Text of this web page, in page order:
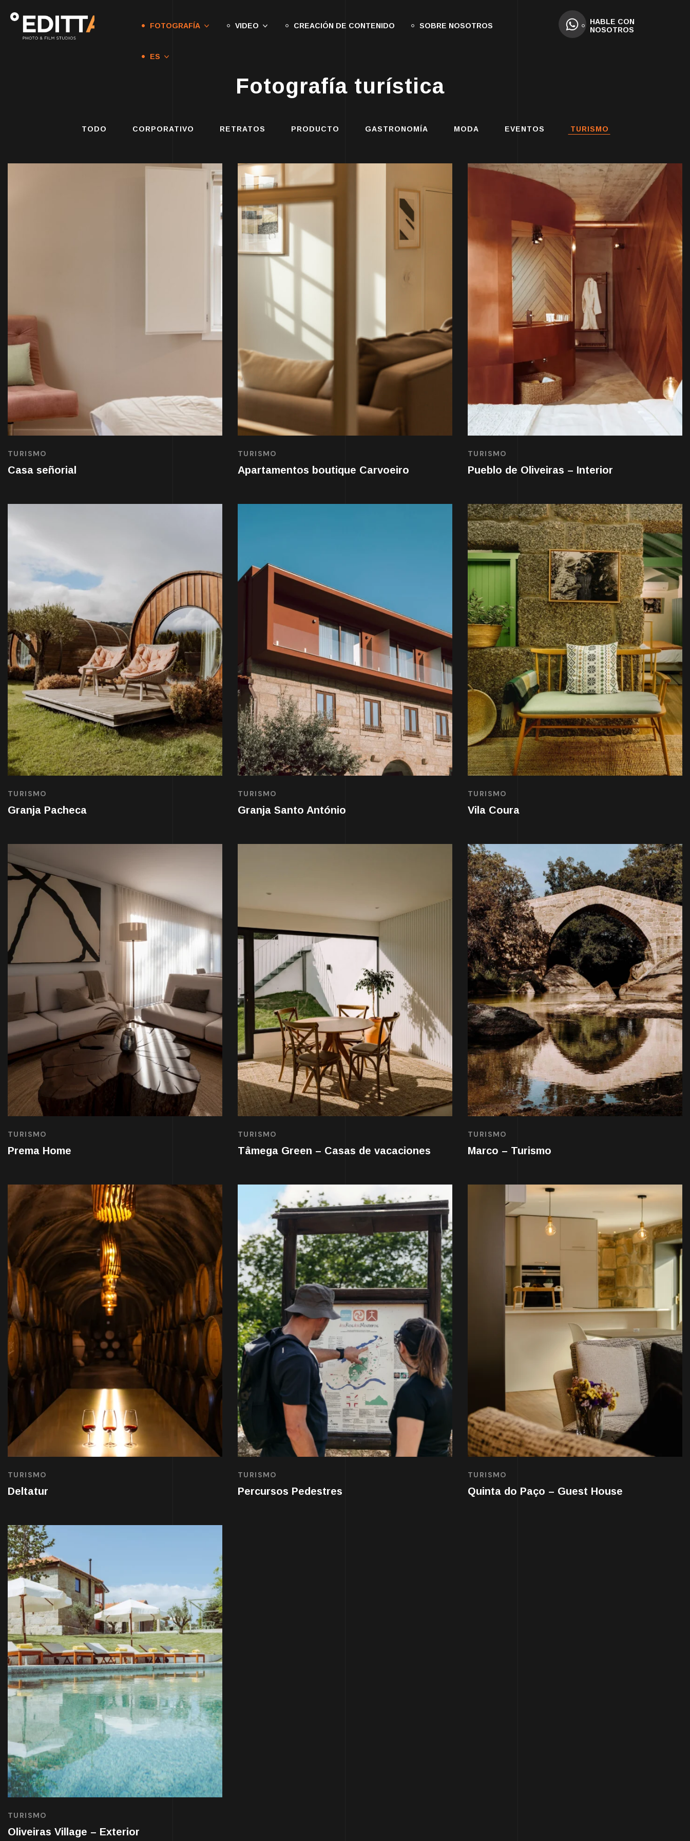
FOTOGRAFÍA VIDEO CREACIÓN DE CONTENIDO SOBRE NOSOTROS
ES
HABLE CON
NOSOTROS
Fotografía turística
TODO CORPORATIVO RETRATOS PRODUCTO GASTRONOMÍA MODA EVENTOS TURISMO
TURISMO
Casa señorial
TURISMO
Apartamentos boutique Carvoeiro
TURISMO
Pueblo de Oliveiras – Interior
TURISMO
Granja Pacheca
TURISMO
Granja Santo António
TURISMO
Vila Coura
TURISMO
Prema Home
TURISMO
Tâmega Green – Casas de vacaciones
TURISMO
Marco – Turismo
TURISMO
Deltatur
TURISMO
Percursos Pedestres
TURISMO
Quinta do Paço – Guest House
TURISMO
Oliveiras Village – Exterior